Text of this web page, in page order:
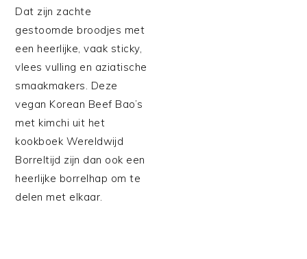
Dat zijn zachte
gestoomde broodjes met
een heerlijke, vaak sticky,
vlees vulling en aziatische
smaakmakers. Deze
vegan Korean Beef Bao’s
met kimchi uit het
kookboek Wereldwijd
Borreltijd zijn dan ook een
heerlijke borrelhap om te
delen met elkaar.